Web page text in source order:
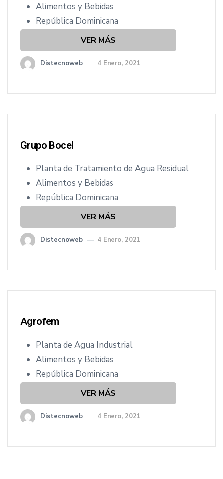
Alimentos y Bebidas
República Dominicana
VER MÁS
Distecnoweb 4 Enero, 2021
Grupo Bocel
Planta de Tratamiento de Agua Residual
Alimentos y Bebidas
República Dominicana
VER MÁS
Distecnoweb 4 Enero, 2021
Agrofem
Planta de Agua Industrial
Alimentos y Bebidas
República Dominicana
VER MÁS
Distecnoweb 4 Enero, 2021